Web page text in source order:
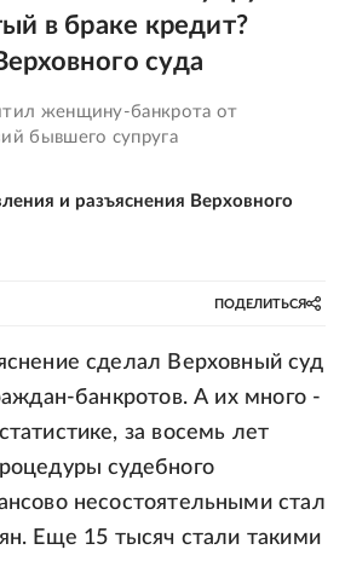
в браке кредит?
суда
женщину-банкрота от
бывшего супруга
и разъяснения Верховного
ПОДЕЛИТЬСЯ
сделал Верховный суд
банкротов. А их много -
за восемь лет
судебного
несостоятельными стал
Еще 15 тысяч стали такими